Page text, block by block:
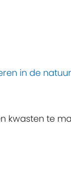
in de
kwasten te